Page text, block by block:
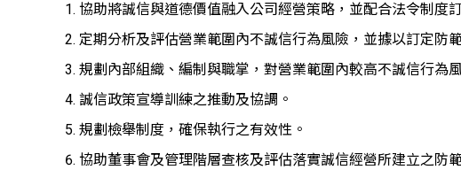
協助將誠信與道德價值融入公司經營策略，並配合法令制度
定期分析及評估營業範圍內不誠信行為風險，並據以訂定防
規劃內部組織、編制與職掌，對營業範圍內較高不誠信行為
誠信政策宣導訓練之推動及協調。
規劃檢舉制度，確保執行之有效性。
協助董事會及管理階層查核及評估落實誠信經營所建立之防